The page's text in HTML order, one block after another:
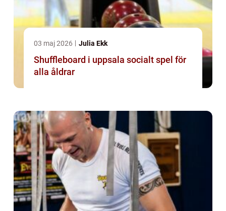
03 maj 2026 Julia Ekk
Shuffleboard i uppsala socialt spel för
alla åldrar